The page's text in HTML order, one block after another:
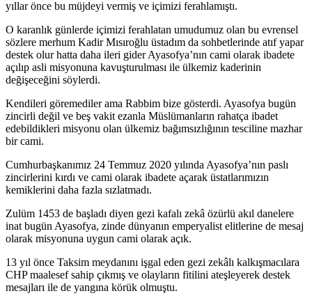
yıllar önce bu müjdeyi vermiş ve içimizi ferahlamıştı.
O karanlık günlerde içimizi ferahlatan umudumuz olan bu evrensel
sözlere merhum Kadir Mısıroğlu üstadım da sohbetlerinde atıf yapar
destek olur hatta daha ileri gider Ayasofya’nın cami olarak ibadete
açılıp asli misyonuna kavuşturulması ile ülkemiz kaderinin
değişeceğini söylerdi.
Kendileri göremediler ama Rabbim bize gösterdi. Ayasofya bugün
zincirli değil ve beş vakit ezanla Müslümanların rahatça ibadet
edebildikleri misyonu olan ülkemiz bağımsızlığının tesciline mazhar
bir cami.
Cumhurbaşkanımız 24 Temmuz 2020 yılında Ayasofya’nın paslı
zincirlerini kırdı ve cami olarak ibadete açarak üstatlarımızın
kemiklerini daha fazla sızlatmadı.
Zulüm 1453 de başladı diyen gezi kafalı zekâ özürlü akıl danelere
inat bugün Ayasofya, zinde dünyanın emperyalist elitlerine de mesaj
olarak misyonuna uygun cami olarak açık.
13 yıl önce Taksim meydanını işgal eden gezi zekâlı kalkışmacılara
CHP maalesef sahip çıkmış ve olayların fitilini ateşleyerek destek
mesajları ile de yangına körük olmuştu.